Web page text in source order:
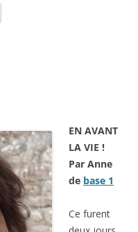
Aller
contenu
EN AVANT
LA VIE !
Par Anne
de base 1
Ce furent